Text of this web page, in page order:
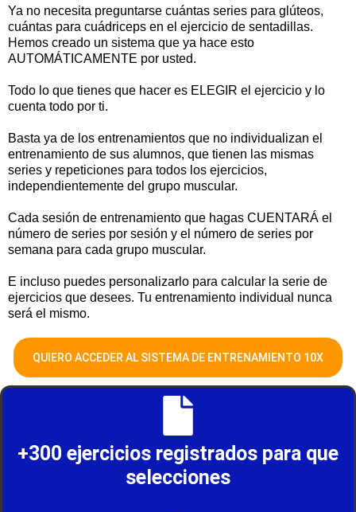
Ya no necesita preguntarse cuántas series para glúteos,
cuántas para cuádriceps en el ejercicio de sentadillas.
Hemos creado un sistema que ya hace esto
AUTOMÁTICAMENTE por usted.
Todo lo que tienes que hacer es ELEGIR el ejercicio y lo
cuenta todo por ti.
Basta ya de los entrenamientos que no individualizan el
entrenamiento de sus alumnos, que tienen las mismas
series y repeticiones para todos los ejercicios,
independientemente del grupo muscular.
Cada sesión de entrenamiento que hagas CUENTARÁ el
número de series por sesión y el número de series por
semana para cada grupo muscular.
E incluso puedes personalizarlo para calcular la serie de
ejercicios que desees. Tu entrenamiento individual nunca
será el mismo.
QUIERO ACCEDER AL SISTEMA DE ENTRENAMIENTO 10X
+300 ejercicios registrados para que
selecciones